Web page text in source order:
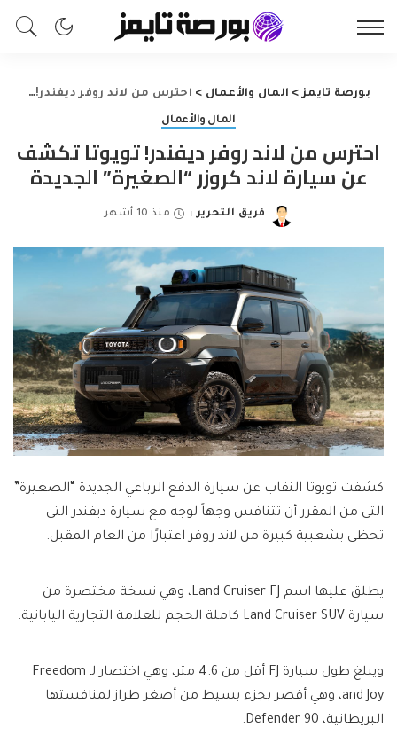
بورصة تايمز> المال والأعمال > احترس من لاند روفر ديفندر! تويوتا تكشف عن سيارة لاند كروزر “الصغيرة” الجديدة
المال والأعمال
احترس من لاند روفر ديفندر! تويوتا تكشف
عن سيارة لاند كروزر “الصغيرة” الجديدة
Posted
فريق التحرير منذ 10 أشهر
كشفت تويوتا النقاب عن سيارة الدفع الرباعي الجديدة “الصغيرة”
التي من المقرر أن تتنافس وجهاً لوجه مع سيارة ديفندر التي
تحظى بشعبية كبيرة من لاند روفر اعتبارًا من العام المقبل.
يطلق عليها اسم Land Cruiser FJ، وهي نسخة مختصرة من
سيارة Land Cruiser SUV كاملة الحجم للعلامة التجارية اليابانية.
ويبلغ طول سيارة FJ أقل من 4.6 متر، وهي اختصار لـ Freedom
and Joy، وهي أقصر بجزء بسيط من أصغر طراز لمنافستها
البريطانية، Defender 90.